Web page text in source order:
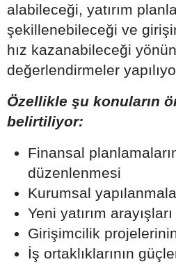
alabileceği, yatırım
şekillenebileceği ve
hız kazanabileceği
değerlendirmeler
Özellikle şu konuların
belirtiliyor:
Finansal
düzenlenmesi
Kurumsal
Yeni yatırım arayışları
Girişimcilik
İş ortaklıklarının